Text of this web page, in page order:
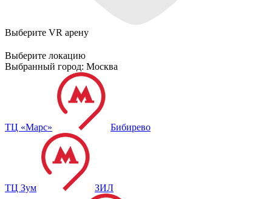
Выберите VR арену
Выберите локацию
Выбранный город: Москва
ТЦ «Марс» Бибирево
ТЦ Зум ЗИЛ